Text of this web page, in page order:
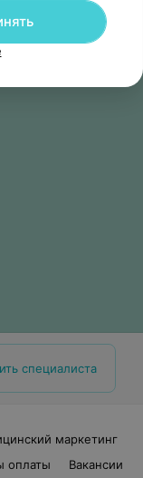
специалиста
маркетинг
оплаты Вакансии